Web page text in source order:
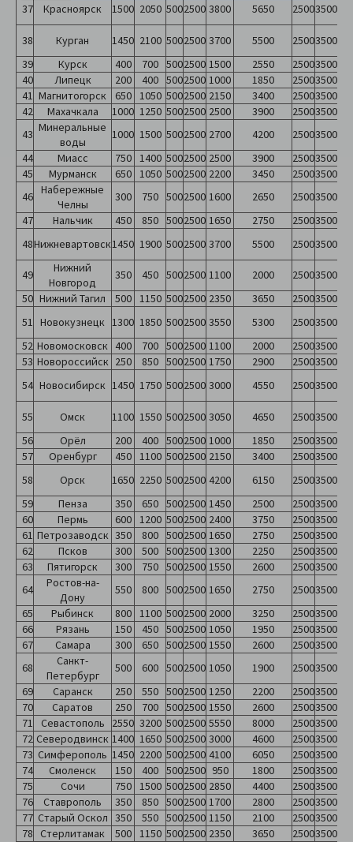
37
Красноярск 1500 2050 5002500 3800 5650 25003500
38 Курган 1450 2100 5002500 3700 5500 25003500
39
Курск 400 700 5002500 1500 2550 25003500
40
Липецк 200 400 5002500 1000 1850 25003500
41 Магнитогорск 650 1050 5002500 2150 3400 25003500
42
Махачкала 1000 1250 5002500 2500 3900 25003500
43 Минеральные
воды
1000 1500 5002500 2700 4200 25003500
44
Миасс 750 1400 5002500 2500 3900 25003500
45
Мурманск 650 1050 5002500 2200 3450 25003500
46 Набережные
Челны
300 750 5002500 1600 2650 25003500
47
Нальчик 450 850 5002500 1650 2750 25003500
48Нижневартовск1450 1900 5002500 3700 5500 25003500
49
Нижний
Новгород
350 450 5002500 1100 2000 25003500
50 Нижний Тагил 500 1150 5002500 2350 3650 25003500
51 Новокузнецк 1300 1850 5002500 3550 5300 25003500
52 Новомосковск 400 700 5002500 1100 2000 25003500
53 Новороссийск 250 850 5002500 1750 2900 25003500
54 Новосибирск 1450 1750 5002500 3000 4550 25003500
55 Омск 1100 1550 5002500 3050 4650 25003500
56
Орёл 200 400 5002500 1000 1850 25003500
57
Оренбург 450 1100 5002500 2150 3400 25003500
58
Орск 1650 2250 5002500 4200 6150 25003500
59
Пенза 350 650 5002500 1450 2500 25003500
60
Пермь 600 1200 5002500 2400 3750 25003500
61 Петрозаводск 350 800 5002500 1650 2750 25003500
62
Псков 300 500 5002500 1300 2250 25003500
63
Пятигорск 300 750 5002500 1550 2600 25003500
64
Ростов-на-
Дону
550 800 5002500 1650 2750 25003500
65
Рыбинск 800 1100 5002500 2000 3250 25003500
66
Рязань 150 450 5002500 1050 1950 25003500
67
Самара 300 650 5002500 1550 2600 25003500
68
Санкт-
Петербург
500 600 5002500 1050 1900 25003500
69
Саранск 250 550 5002500 1250 2200 25003500
70
Саратов 250 700 5002500 1550 2600 25003500
71
Севастополь 2550 3200 5002500 5550 8000 25003500
72 Северодвинск 1400 1650 5002500 3000 4600 25003500
73 Симферополь 1450 2200 5002500 4100 6050 25003500
74
Смоленск 150 400 5002500 950 1800 25003500
75
Сочи 750 1500 5002500 2850 4400 25003500
76
Ставрополь 350 850 5002500 1700 2800 25003500
77 Старый Оскол 350 550 5002500 1150 2100 25003500
78 Стерлитамак 500 1150 5002500 2350 3650 25003500